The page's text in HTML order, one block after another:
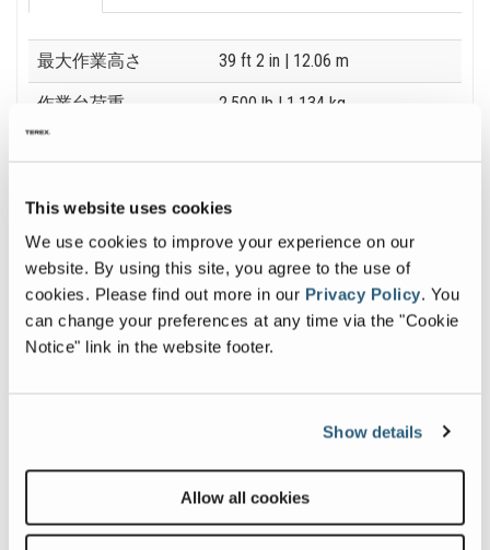
This website uses cookies
We use cookies to improve your experience on our
website. By using this site, you agree to the use of
cookies. Please find out more in our Privacy Policy. You
can change your preferences at any time via the "Cookie
Notice" link in the website footer.
Show details
Allow all cookies
Specification
最大作業高さ 39 ft 2 in | 12.06 m
作業台荷重 2,500 lb | 1,134 kg
重量 | 5,433 kg